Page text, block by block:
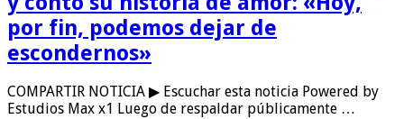
por fin, podemos dejar de
escondernos»
COMPARTIR NOTICIA ▶ Escuchar esta noticia Powered by
Estudios Max x1 Luego de respaldar públicamente …